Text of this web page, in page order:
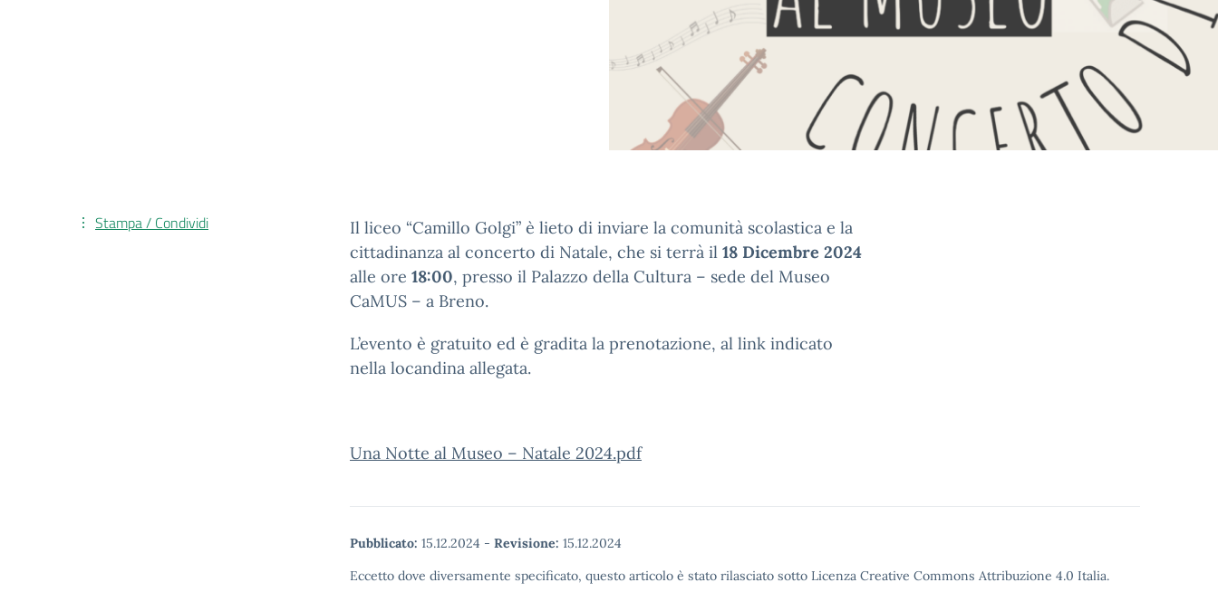
Il liceo “Camillo Golgi” è lieto di inviare la comunità scolastica e la
cittadinanza al concerto di Natale, che si terrà il 18 Dicembre 2024
alle ore 18:00, presso il Palazzo della Cultura – sede del Museo
CaMUS – a Breno.
L’evento è gratuito ed è gradita la prenotazione, al link indicato
nella locandina allegata.
Una Notte al Museo – Natale 2024.pdf
Pubblicato: 15.12.2024 - Revisione: 15.12.2024
Eccetto dove diversamente specificato, questo articolo è stato rilasciato sotto Licenza Creative Commons Attribuzione 4.0 Italia.
Stampa / Condividi